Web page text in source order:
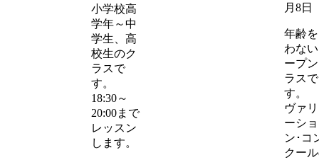
小学校高
学年～中
学生、高
校生のク
ラスで
す。
18:30～
20:00まで
レッスン
します。
月8日
年齢
わな
ープ
ラスで
す。
ヴァ
ーショ
ン･コ
クー